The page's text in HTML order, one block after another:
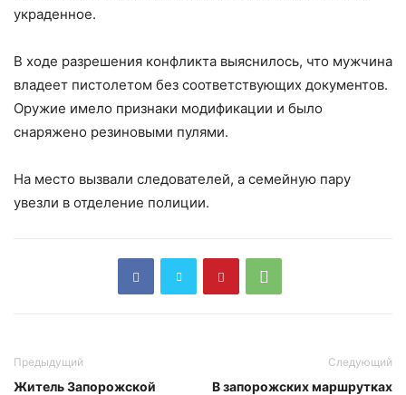
украденное.
В ходе разрешения конфликта выяснилось, что мужчина
владеет пистолетом без соответствующих документов.
Оружие имело признаки модификации и было
снаряжено резиновыми пулями.
На место вызвали следователей, а семейную пару
увезли в отделение полиции.
Предыдущий
Житель Запорожской
Следующий
В запорожских маршрутках